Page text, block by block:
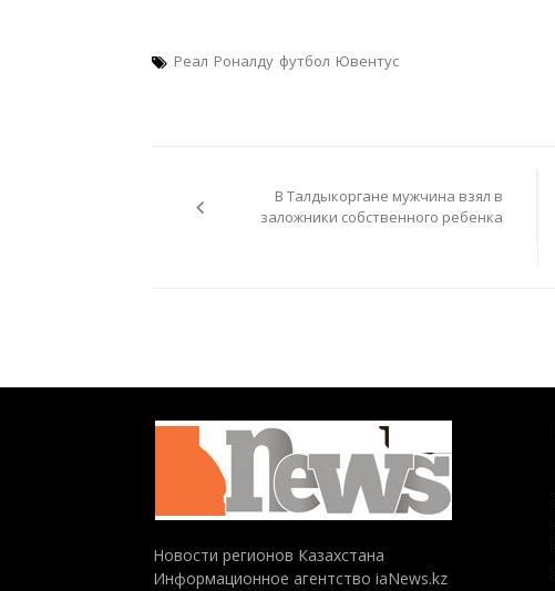
Реал Роналду футбол Ювентус
записям
В Талдыкоргане мужчина взял в
заложники собственного ребенка
Новости регионов Казахстана
Информационное агентство iaNews.kz